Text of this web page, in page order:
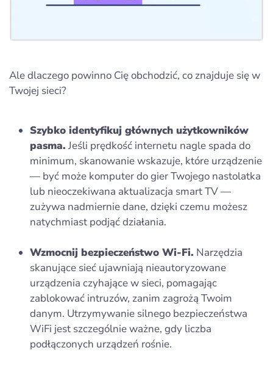
Ale dlaczego powinno Cię obchodzić, co znajduje się w
Twojej sieci?
Szybko identyfikuj głównych użytkowników
pasma. Jeśli prędkość internetu nagle spada do
minimum, skanowanie wskazuje, które urządzenie
— być może komputer do gier Twojego nastolatka
lub nieoczekiwana aktualizacja smart TV —
zużywa nadmiernie dane, dzięki czemu możesz
natychmiast podjąć działania.
Wzmocnij bezpieczeństwo Wi-Fi. Narzędzia
skanujące sieć ujawniają nieautoryzowane
urządzenia czyhające w sieci, pomagając
zablokować intruzów, zanim zagrożą Twoim
danym. Utrzymywanie silnego bezpieczeństwa
WiFi jest szczególnie ważne, gdy liczba
podłączonych urządzeń rośnie.